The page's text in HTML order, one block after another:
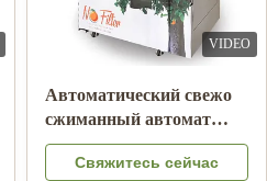
VIDEO
Автоматический свежо
сжиманный автомат
апельсинового сока для
рекламы
Свяжитесь сейчас